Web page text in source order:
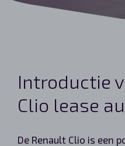
Introductie
Clio lease
De Renault Clio is een